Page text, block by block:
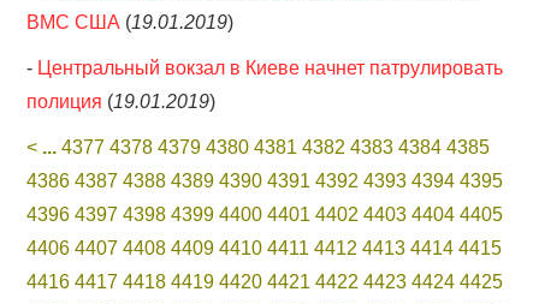
ВМС США (19.01.2019)
- Центральный вокзал в Киеве начнет патрулировать
полиция (19.01.2019)
< ... 4377 4378 4379 4380 4381 4382 4383 4384 4385
4386 4387 4388 4389 4390 4391 4392 4393 4394 4395
4396 4397 4398 4399 4400 4401 4402 4403 4404 4405
4406 4407 4408 4409 4410 4411 4412 4413 4414 4415
4416 4417 4418 4419 4420 4421 4422 4423 4424 4425